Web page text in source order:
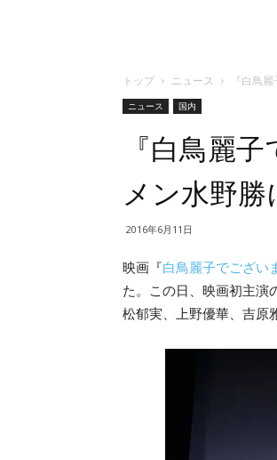
トップ ニュース 『白鳥
ニュース 国内
『白鳥麗
メン水野
2016年6月11日
映画『白鳥麗子でござい
た。この日、映画初主演
松郁実、上野優華、吉原